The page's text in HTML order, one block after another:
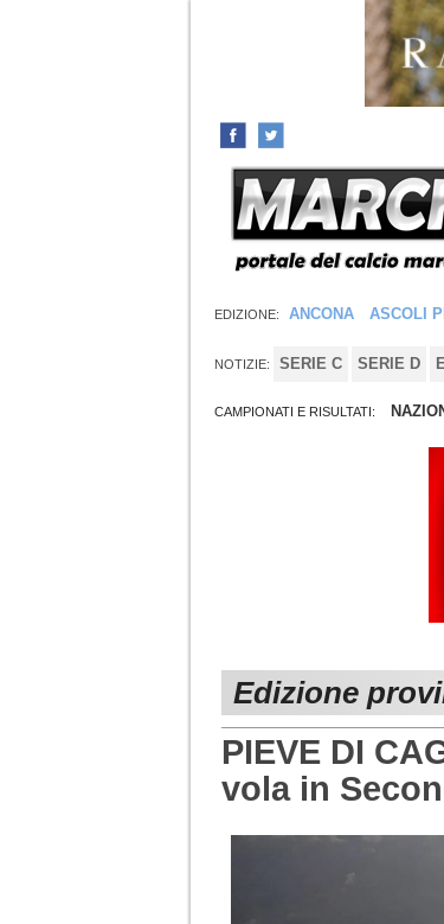
EDIZIONE: ANCONA ASCOLI
NOTIZIE: SERIE C SERIE D
CAMPIONATI E RISULTATI:
Edizione
PIEVE DI
vola in